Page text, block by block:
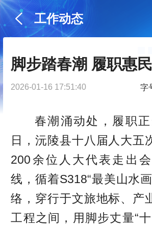
工作动态
脚步踏春潮 履职惠
2026-01-16 17:51:40 字
春潮涌动处，履职
日，沅陵县十八届人大五
200余位人大代表走出
线，循着S318“最美山水
络，穿行于文旅地标、产
工程之间，用脚步丈量“